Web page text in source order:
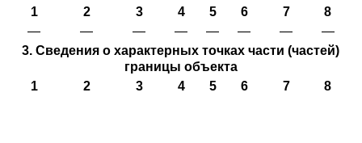
1
2 3 4 5 6 7
8
—
— — — — — —
—
3. Сведения о характерных точках части (частей)
границы объекта
1
2 3 4 5 6 7 8